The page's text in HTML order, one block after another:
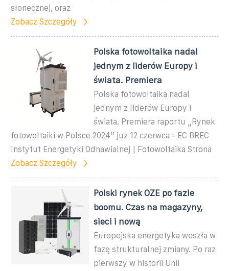
słonecznej, oraz
Zobacz Szczegóły
Polska fotowoltaika nadal
jednym z liderów Europy i
świata. Premiera
Polska fotowoltaika nadal
jednym z liderów Europy i
świata. Premiera raportu „Rynek
fotowoltaiki w Polsce 2024” już 12 czerwca - EC BREC
Instytut Energetyki Odnawialnej | Fotowoltaika Strona
Zobacz Szczegóły
Polski rynek OZE po fazie
boomu. Czas na magazyny,
sieci i nową
Europejska energetyka weszła w
fazę strukturalnej zmiany. Po raz
pierwszy w historii Unii